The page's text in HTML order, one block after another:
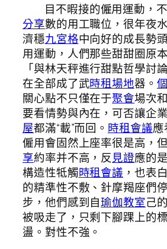
目不暇接的僱用運動，
分享數的用工職位，很年夜
濟穩九宮格中向好的成長勢
用運動，人們那些甜甜圈原
「與林天秤進行甜點哲學討
在全部成了武時租場地器。
關心點不只僅在于聚會場次
要看情勢與內在，可否讓企
屋都滿“載”而回。 時租會議
僱用會固然上座率很是高，
享約率并不高，反見證應的
構造性牴觸時租會議 ，也表
的精準性不敷、針摩羯座們
步，他們感到自瑜伽教室己
被吸走了，只剩下腳踝上的
盪。對性不強。